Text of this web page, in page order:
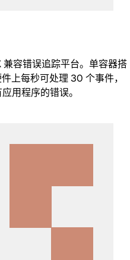
容错误追踪平台。单容器搭
上每秒可处理 30 个事件，
用程序的错误。